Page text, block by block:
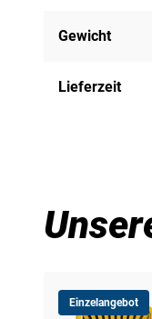
Gewicht
Lieferzeit
Einzelangebot